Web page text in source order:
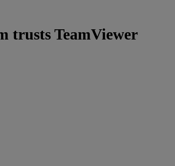
trusts TeamViewer